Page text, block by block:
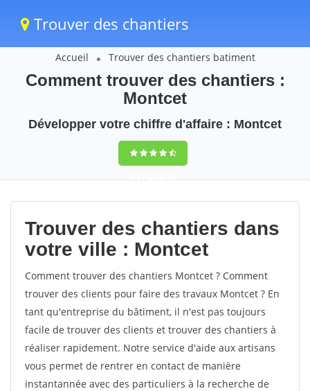
Trouver des chantiers
Accueil Trouver des chantiers batiment
Comment trouver des chantiers :
Montcet
Développer votre chiffre d'affaire : Montcet
9,5(100%)37
votes
Trouver des chantiers dans
votre ville : Montcet
Comment trouver des chantiers Montcet ? Comment
trouver des clients pour faire des travaux Montcet ? En
tant qu'entreprise du bâtiment, il n'est pas toujours
facile de trouver des clients et trouver des chantiers à
réaliser rapidement. Notre service d'aide aux artisans
vous permet de rentrer en contact de manière
instantannée avec des particuliers à la recherche de